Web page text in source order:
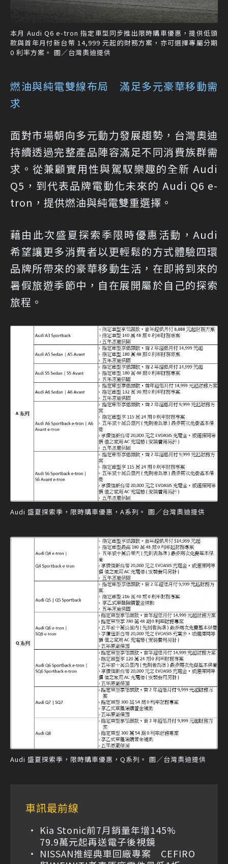
本月 Audi Q6 e-tron 指定車型同步推出限時購車優惠，提供低頭
款與首年月付新台幣 14,999 元起的財務方案，亦可選擇專屬分期
0 利率方案。 圖／台灣奧迪提供
燃油與純電雙線布局 滿足多元豪華移動需
求
面對市場朝向多元動力發展趨勢，台灣奧迪
持續透過完整產品陣容滿足不同消費族群需
求。從兼顧實用性與駕馭樂趣的全新 Audi
Q5，到代表品牌電動化未來的 Audi Q6 e-
tron，提供燃油與純電雙重選擇。
藉由此次盛夏探索季限時優惠活動，Audi
希望讓更多消費者以更輕鬆的方式體驗四環
品牌所帶來的豪華移動生活，在即將到來的
暑假旅遊季節中，自在展開屬於自己的探索
旅程。
Audi 盛夏探索季，限時購車優惠，A系列。 圖／台灣奧迪提供
Audi 盛夏探索季，限時購車優惠，Q系列。 圖／台灣奧迪提供
車訊最前線
Kia Stonic前7月銷量年增145%
79.9萬元起再送電子後視鏡
NISSAN推經典車回廠專案 CEFIRO